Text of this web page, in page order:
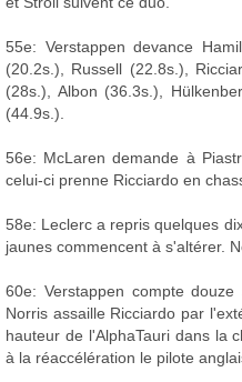
55e: Verstappen devance
(20.2s.), Russell (22.8s.),
(28s.), Albon (36.3s.),
(44.9s.).
56e: McLaren demande à
celui-ci prenne Ricciardo en
58e: Leclerc a repris quelques
jaunes commencent à s'altérer.
60e: Verstappen compte
Norris assaille Ricciardo par
hauteur de l'AlphaTauri dans la
à la réaccélération le pilote